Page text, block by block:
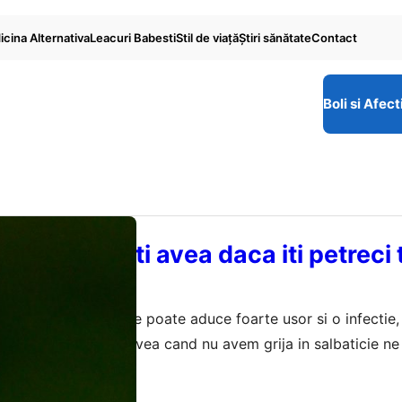
AlternativaLeacuri BabestiStil de viaţăŞtiri sănătateContact
Boli si
care le poti avea daca iti petreci
salbaticie
natura salbatica ne poate aduce foarte usor si o
Bolile rare putem avea cand nu avem grija in salbaticie
de spital. Cunoasterea lor si a simptomatologiei sunt
corect infectiile. De fiecare data…
2021